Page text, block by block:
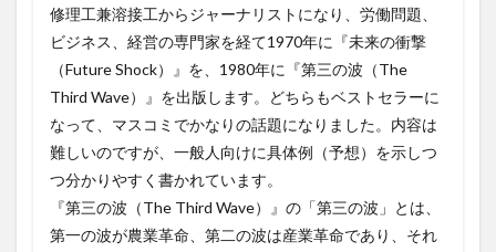
修理工兼溶接工からジャーナリストになり、労働問題、
ビジネス、経営の専門家を経て1970年に『未来の衝撃
（Future Shock）』を、1980年に『第三の波（The
Third Wave）』を出版します。どちらもベストセラーに
なって、マスコミでかなりの話題になりました。内容は
難しいのですが、一般人向けに具体例（予想）を示しつ
つ分かりやすく書かれています。
『第三の波（The Third Wave）』の「第三の波」とは、
第一の波が農業革命、第二の波は産業革命であり、それ